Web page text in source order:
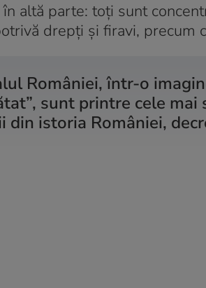
altă parte: toți sunt
drepți și firavi, precum
României, într-o
sunt printre cele
din istoria României,